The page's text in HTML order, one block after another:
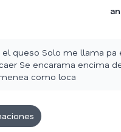
queso Solo me llama pa
Se encarama encima
como loca